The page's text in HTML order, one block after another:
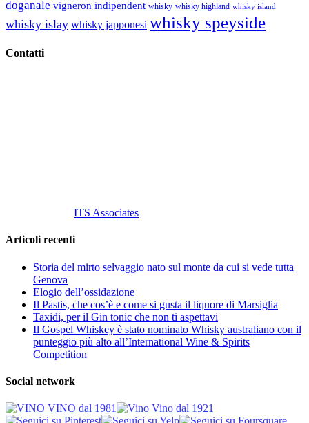
doganale vigneron indipendent whisky whisky highland whisky island
whisky islay whisky japponesi whisky speyside
Contatti
ITS Associates
Articoli recenti
Storia del mirto selvaggio nato sul monte da cui si vede tutta
Genova
Elogio dell’ossidazione
Il Pastis, che cos’è e come si gusta il liquore di Marsiglia
Taxidi, per il Gin tonic che non ti aspettavi
Il Gospel Whiskey è stato nominato Whisky australiano con il
punteggio più alto all’International Wine & Spirits
Competition
Social network